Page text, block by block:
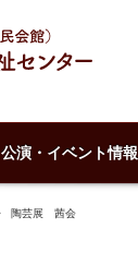
公演・イベント情報
陶芸展 茜会